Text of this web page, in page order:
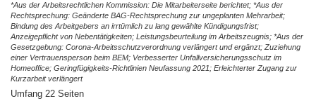
*Aus der Arbeitsrechtlichen Kommission: Die Mitarbeiterseite berichtet; *Aus der
Rechtsprechung: Geänderte BAG-Rechtsprechung zur ungeplanten Mehrarbeit;
Bindung des Arbeitgebers an irrtümlich zu lang gewählte Kündigungsfrist;
Anzeigepflicht von Nebentätigkeiten; Leistungsbeurteilung im Arbeitszeugnis; *Aus der
Gesetzgebung: Corona-Arbeitsschutzverordnung verlängert und ergänzt; Zuziehung
einer Vertrauensperson beim BEM; Verbesserter Unfallversicherungsschutz im
Homeoffice; Geringfügigkeits-Richtlinien Neufassung 2021; Erleichterter Zugang zur
Kurzarbeit verlängert
Umfang 22 Seiten